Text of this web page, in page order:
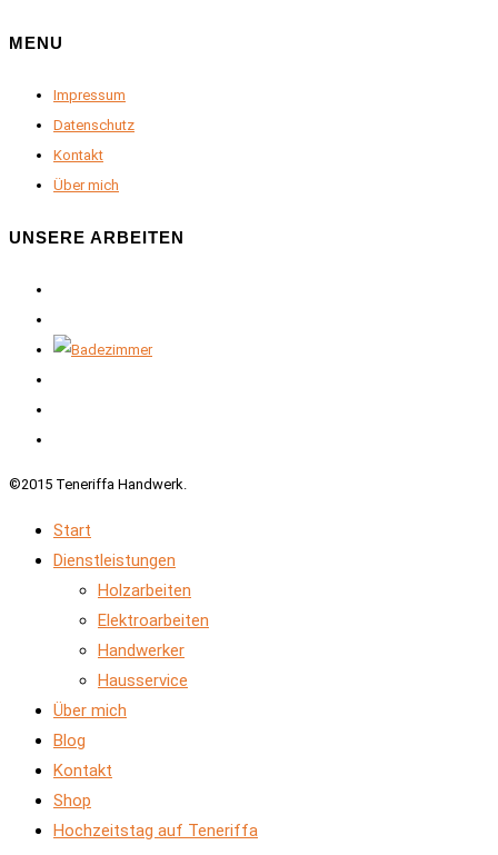
MENU
Impressum
Datenschutz
Kontakt
Über mich
UNSERE ARBEITEN
©2015 Teneriffa Handwerk.
Start
Dienstleistungen
Holzarbeiten
Elektroarbeiten
Handwerker
Hausservice
Über mich
Blog
Kontakt
Shop
Hochzeitstag auf Teneriffa